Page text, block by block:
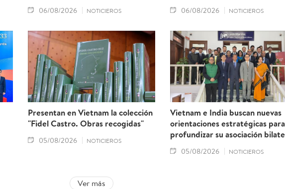
06/08/2026 NOTICIEROS 06/08/2026 NOTICIEROS
Presentan en Vietnam la colección
"Fidel Castro. Obras recogidas"
05/08/2026 NOTICIEROS
Vietnam e India buscan nuevas
orientaciones estratégicas para
profundizar su asociación
05/08/2026 NOTICIEROS
Ver más